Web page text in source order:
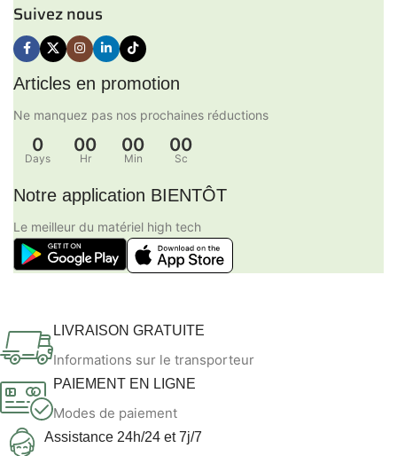
Suivez nous
Articles en promotion
Ne manquez pas nos prochaines réductions
0
Days
00
Hr
00
Min
00
Sc
Notre application BIENTÔT
Le meilleur du matériel high tech
LIVRAISON GRATUITE
Informations sur le transporteur
PAIEMENT EN LIGNE
Modes de paiement
Assistance 24h/24 et 7j/7